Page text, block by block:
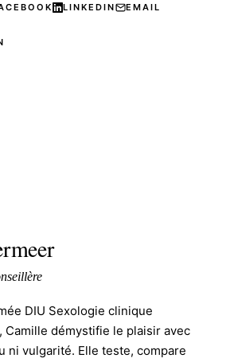
LINKEDIN EMAIL
DIU Sexologie clinique
Camille démystifie le plaisir avec
ni vulgarité. Elle teste, compare